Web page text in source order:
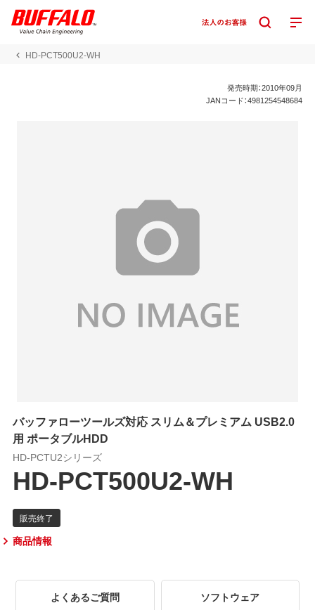
HD-PCT500U2-WH
発売時期：2010年09月
JANコード：4981254548684
バッファローツールズ対応 スリム＆プレミアム USB2.0
用 ポータブルHDD
HD-PCTU2シリーズ
HD-PCT500U2-WH
商品情報
よくあるご質問 ソフトウェア